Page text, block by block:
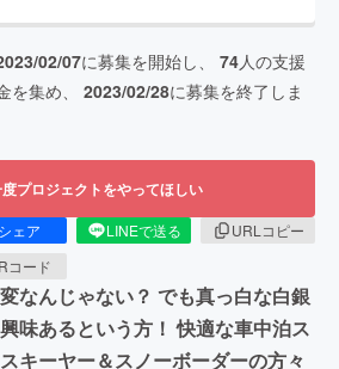
02/07に募集を開始し、 74人の支援
を集め、 2023/02/28に募集を終了しま
度プロジェクトをやってほしい
シェア LINEで送る
URLコピー
コード
なんじゃない？ でも真っ白な白銀
味あるという方！ 快適な車中泊ス
キーヤー＆スノーボーダーの方々